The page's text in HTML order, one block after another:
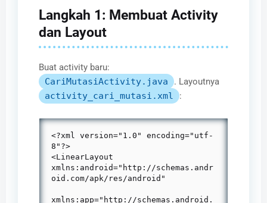
Langkah 1: Membuat Activity
dan Layout
Buat activity baru:
CariMutasiActivity.java
. Layoutnya
activity_cari_mutasi.xml
:
<?xml version="1.0" encoding="utf-
8"?>
<LinearLayout
xmlns:android="http://schemas.andr
oid.com/apk/res/android"
xmlns:app="http://schemas.android.